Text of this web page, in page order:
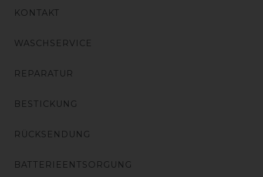
KONTAKT
WASCHSERVICE
REPARATUR
BESTICKUNG
RÜCKSENDUNG
BATTERIEENTSORGUNG